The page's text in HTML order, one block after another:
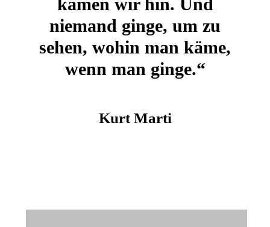
niemand ginge, um zu
sehen, wohin man käme,
wenn man ginge.“
Kurt Marti